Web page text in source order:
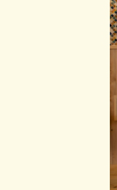
メールでのご
お問い合わ
24時間受付中